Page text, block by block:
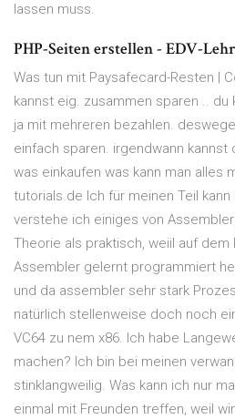
lassen muss.
PHP-Seiten erstellen - EDV-
Was tun mit Paysafecard-Resten |
kannst eig. zusammen sparen ..
ja mit mehreren bezahlen.
einfach sparen. irgendwann kannst
was einkaufen was kann man alles
tutorials.de Ich für meinen Teil kann
verstehe ich einiges von
Theorie als praktisch, weiil auf
Assembler gelernt programmiert
und da assembler sehr stark
natürlich stellenweise doch noch
VC64 zu nem x86. Ich habe
machen? Ich bin bei meinen
stinklangweilig. Was kann ich nur
einmal mit Freunden treffen, weil